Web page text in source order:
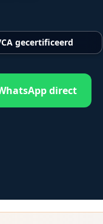
gecertificeerd
direct